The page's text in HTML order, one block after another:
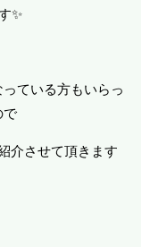
✨
ている方もいらっ
で
介させて頂きます